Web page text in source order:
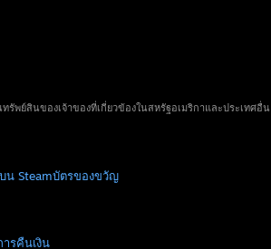
พย์สินของเจ้าของที่เกี่ยวข้องในสหรัฐอเมริกาและประเทศอื่น
น Steamบัตรของขวัญ
ารคืนเงิน